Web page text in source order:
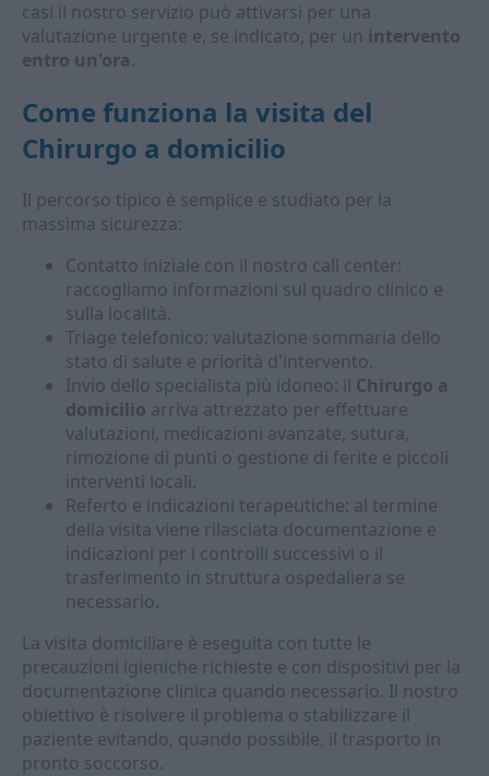
casi il nostro servizio può attivarsi per una
valutazione urgente e, se indicato, per un intervento
entro un'ora.
Come funziona la visita del
Chirurgo a domicilio
Il percorso tipico è semplice e studiato per la
massima sicurezza:
Contatto iniziale con il nostro call center:
raccogliamo informazioni sul quadro clinico e
sulla località.
Triage telefonico: valutazione sommaria dello
stato di salute e priorità d'intervento.
Invio dello specialista più idoneo: il Chirurgo a
domicilio arriva attrezzato per effettuare
valutazioni, medicazioni avanzate, sutura,
rimozione di punti o gestione di ferite e piccoli
interventi locali.
Referto e indicazioni terapeutiche: al termine
della visita viene rilasciata documentazione e
indicazioni per i controlli successivi o il
trasferimento in struttura ospedaliera se
necessario.
La visita domiciliare è eseguita con tutte le
precauzioni igieniche richieste e con dispositivi per la
documentazione clinica quando necessario. Il nostro
obiettivo è risolvere il problema o stabilizzare il
paziente evitando, quando possibile, il trasporto in
pronto soccorso.